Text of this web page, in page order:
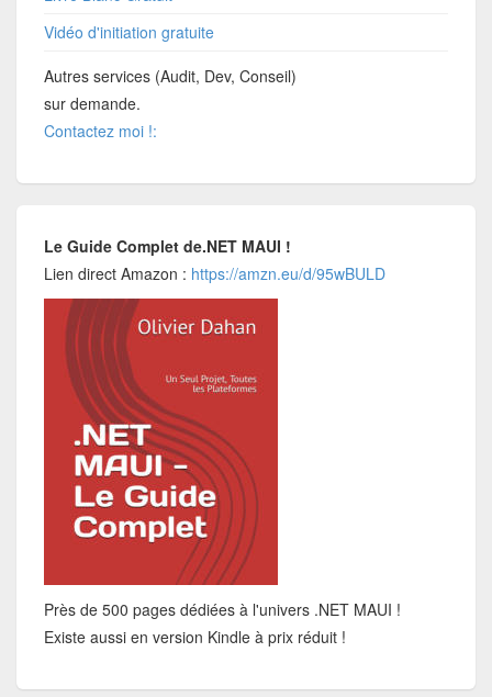
Vidéo d'initiation gratuite
Autres services (Audit, Dev, Conseil)
sur demande.
Contactez moi !:
Le Guide Complet de.NET MAUI !
Lien direct Amazon : https://amzn.eu/d/95wBULD
Près de 500 pages dédiées à l'univers .NET MAUI !
Existe aussi en version Kindle à prix réduit !